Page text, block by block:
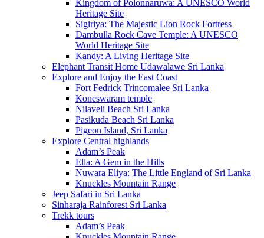
Kingdom of Polonnaruwa: A UNESCO World
Heritage Site
Sigiriya: The Majestic Lion Rock Fortress
Dambulla Rock Cave Temple: A UNESCO
World Heritage Site
Kandy: A Living Heritage Site
Elephant Transit Home Udawalawe Sri Lanka
Explore and Enjoy the East Coast
Fort Fedrick Trincomalee Sri Lanka
Koneswaram temple
Nilaveli Beach Sri Lanka
Pasikuda Beach Sri Lanka
Pigeon Island, Sri Lanka
Explore Central highlands
Adam’s Peak
Ella: A Gem in the Hills
Nuwara Eliya: The Little England of Sri Lanka
Knuckles Mountain Range
Jeep Safari in Sri Lanka
Sinharaja Rainforest Sri Lanka
Trekk tours
Adam’s Peak